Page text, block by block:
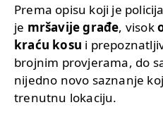
Prema opisu koji je
je mršavije građe, visok
kraću kosu i
brojnim provjerama, do
nijedno novo saznanje
trenutnu lokaciju.